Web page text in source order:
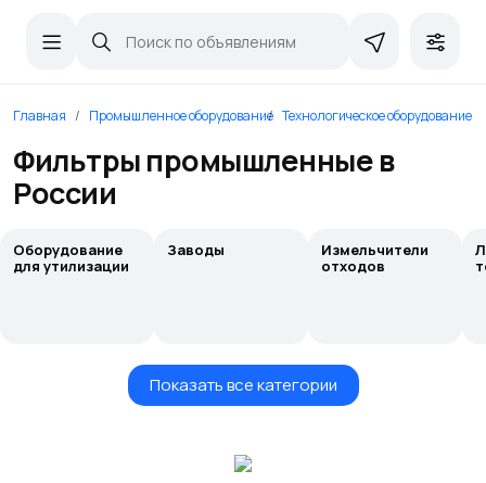
Главная Промышленное оборудование Технологическое оборудование,
Фильтры промышленные в
России
Оборудование
для утилизации
Заводы
Измельчители
отходов
Показать все категории